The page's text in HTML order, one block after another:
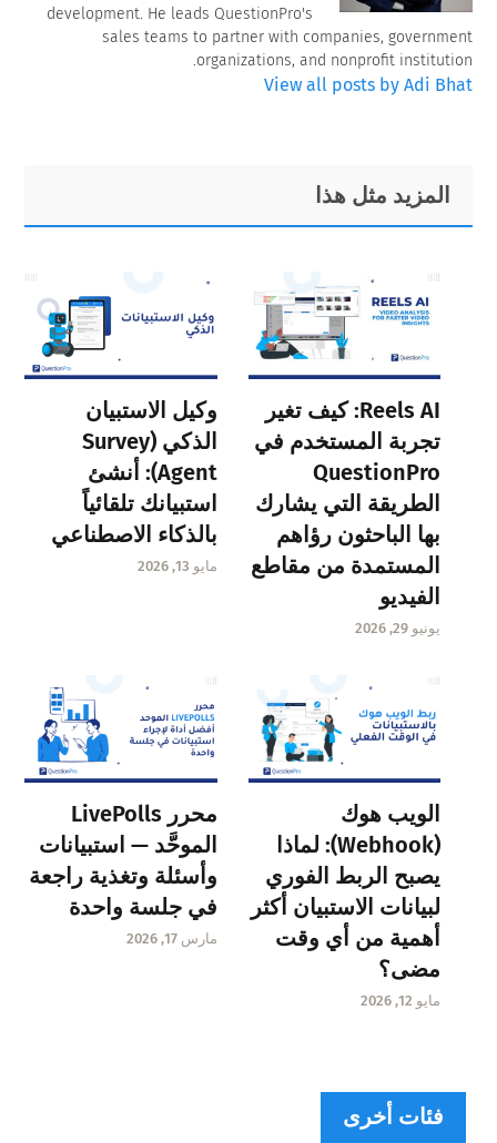
development. He leads QuestionPro's
sales teams to partner with companies, government
organizations, and nonprofit institution.
View all posts by Adi Bhat
Primary
Sidebar
Footer
المزيد مثل هذا
Reels AI: كيف تغير
تجربة المستخدم في
QuestionPro
الطريقة التي يشارك
بها الباحثون رؤاهم
المستمدة من مقاطع
الفيديو
يونيو 29, 2026
وكيل الاستبيان
الذكي (Survey
Agent): أنشئ
استبيانك تلقائياً
بالذكاء الاصطناعي
مايو 13, 2026
الويب هوك
(Webhook): لماذا
يصبح الربط الفوري
لبيانات الاستبيان أكثر
أهمية من أي وقت
مضى؟
مايو 12, 2026
محرر LivePolls
الموحَّد — استبيانات
وأسئلة وتغذية راجعة
في جلسة واحدة
مارس 17, 2026
فئات أخرى